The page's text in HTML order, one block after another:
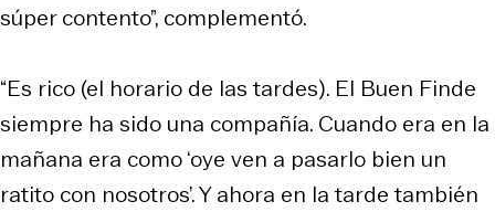
súper contento”, complementó.
“Es rico (el horario de las tardes). El Buen Finde
siempre ha sido una compañía. Cuando era en la
mañana era como ‘oye ven a pasarlo bien un
ratito con nosotros’. Y ahora en la tarde también